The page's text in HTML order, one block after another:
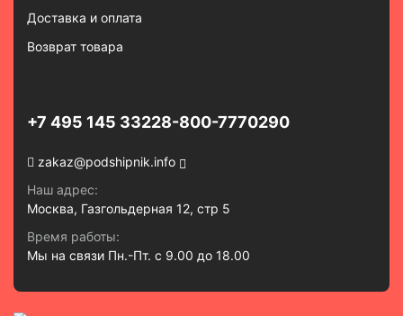
Доставка и оплата
Возврат товара
+7 495 145 33228-800-7770290
zakaz@podshipnik.info
Наш адрес:
Москва, Газгольдерная 12, стр 5
Время работы:
Мы на связи Пн.-Пт. с 9.00 до 18.00